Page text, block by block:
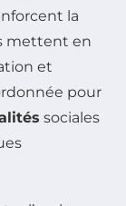
la
mettent en
et
pour
sociales